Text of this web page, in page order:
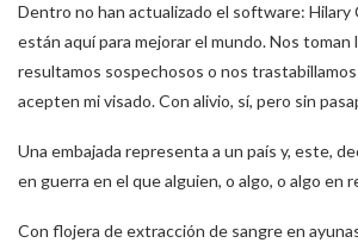
Dentro no han actualizado el software:
están aquí para mejorar el mundo. Nos
resultamos sospechosos o nos
acepten mi visado. Con alivio, sí, pero sin
Una embajada representa a un país y, este,
en guerra en el que alguien, o algo, o algo
Con flojera de extracción de sangre en